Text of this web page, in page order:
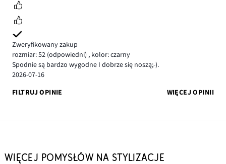
Zweryfikowany zakup
rozmiar: 52 (odpowiedni) , kolor: czarny
Spodnie są bardzo wygodne I dobrze się noszą;-).
2026-07-16
FILTRUJ OPINIE
WIĘCEJ OPINII
WIĘCEJ POMYSŁÓW NA STYLIZACJE